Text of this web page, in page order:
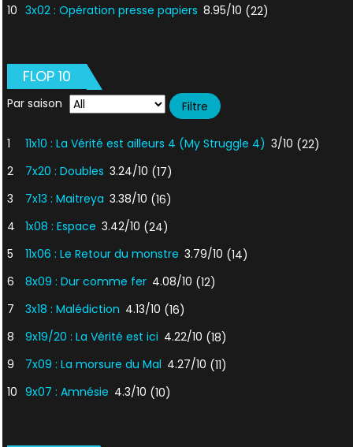
10 3x02 : Opération presse papiers 8.95/10 (22)
FLOP 10
Par saison
1 11x10 : La Vérité est ailleurs 4 (My Struggle 4) 3/10 (22)
2
7x20 : Doubles 3.24/10 (17)
3
7x13 : Maitreya 3.38/10 (16)
4
1x08 : Espace 3.42/10 (24)
5
11x06 : Le Retour du monstre 3.79/10 (14)
6
8x09 : Dur comme fer 4.08/10 (12)
7
3x18 : Malédiction 4.13/10 (16)
8
9x19/20 : La Vérité est ici 4.22/10 (18)
9
7x09 : La morsure du Mal 4.27/10 (11)
10 9x07 : Amnésie 4.3/10 (10)